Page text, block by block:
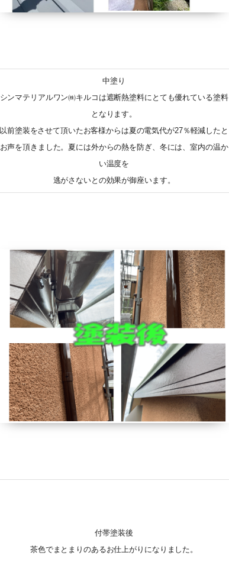
中塗り
シンマテリアルワン㈱キルコは遮断熱塗料にとても優れている塗料
となります。
以前塗装をさせて頂いたお客様からは夏の電気代が27％軽減したと
お声を頂きました。夏には外からの熱を防ぎ、冬には、室内の温か
い温度を
逃がさないとの効果が御座います。
付帯塗装後
茶色でまとまりのあるお仕上がりになりました。